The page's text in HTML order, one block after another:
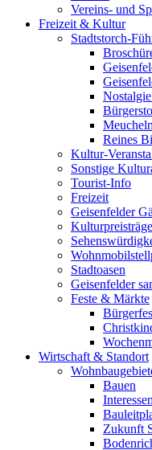
Vereins- und
Freizeit & Kultur
Stadtstorch-
Reines
Kultur-
Sonstige
Tourist-Info
Freizeit
Geisenfelder
Stadtoasen
Geisenfelder
Feste & Märkte
Wirtschaft & Standort
Bauen
Zukunft